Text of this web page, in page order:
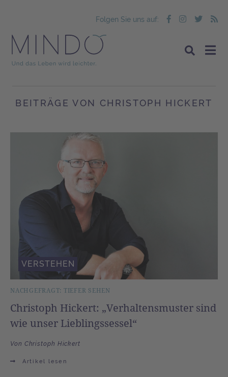
Folgen Sie uns auf:
BEITRÄGE VON CHRISTOPH HICKERT
NACHGEFRAGT: TIEFER SEHEN
Christoph Hickert: „Verhaltensmuster sind
wie unser Lieblingssessel“
Von Christoph Hickert
Artikel lesen
VERSTEHEN